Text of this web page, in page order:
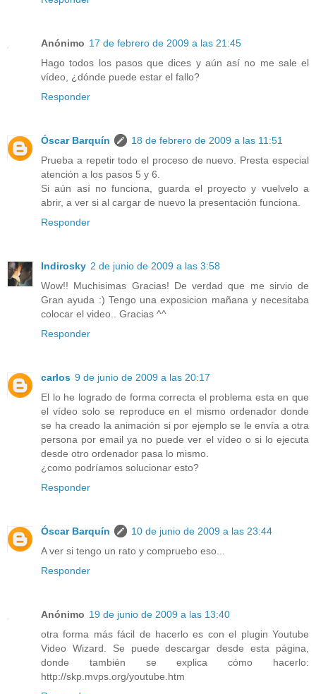
Anónimo 17 de febrero de 2009 a las 21:45
Hago todos los pasos que dices y aún así no me sale el
vídeo, ¿dónde puede estar el fallo?
Responder
Óscar Barquín
18 de febrero de 2009 a las 11:51
Prueba a repetir todo el proceso de nuevo. Presta especial
atención a los pasos 5 y 6.
Si aún así no funciona, guarda el proyecto y vuelvelo a
abrir, a ver si al cargar de nuevo la presentación funciona.
Responder
Indirosky 2 de junio de 2009 a las 3:58
Wow!! Muchisimas Gracias! De verdad que me sirvio de
Gran ayuda :) Tengo una exposicion mañana y necesitaba
colocar el video.. Gracias ^^
Responder
carlos 9 de junio de 2009 a las 20:17
El lo he logrado de forma correcta el problema esta en que
el vídeo solo se reproduce en el mismo ordenador donde
se ha creado la animación si por ejemplo se le envía a otra
persona por email ya no puede ver el vídeo o si lo ejecuta
desde otro ordenador pasa lo mismo.
¿como podríamos solucionar esto?
Responder
Óscar Barquín
10 de junio de 2009 a las 23:44
A ver si tengo un rato y compruebo eso...
Responder
Anónimo 19 de junio de 2009 a las 13:40
otra forma más fácil de hacerlo es con el plugin Youtube
Video Wizard. Se puede descargar desde esta página,
donde también se explica cómo hacerlo:
http://skp.mvps.org/youtube.htm